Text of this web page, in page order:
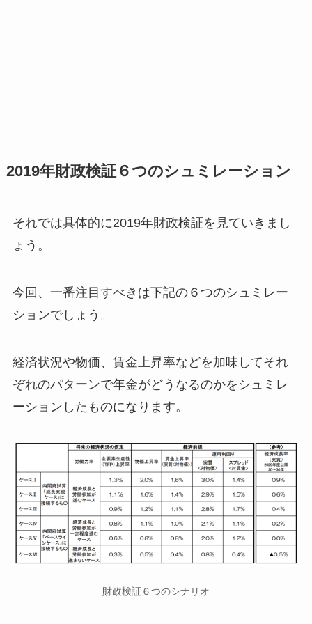
2019年財政検証６つのシュミレーション
それでは具体的に2019年財政検証を見ていきまし
ょう。
今回、一番注目すべきは下記の６つのシュミレー
ションでしょう。
経済状況や物価、賃金上昇率などを加味してそれ
ぞれのパターンで年金がどうなるのかをシュミレ
ーションしたものになります。
財政検証６つのシナリオ